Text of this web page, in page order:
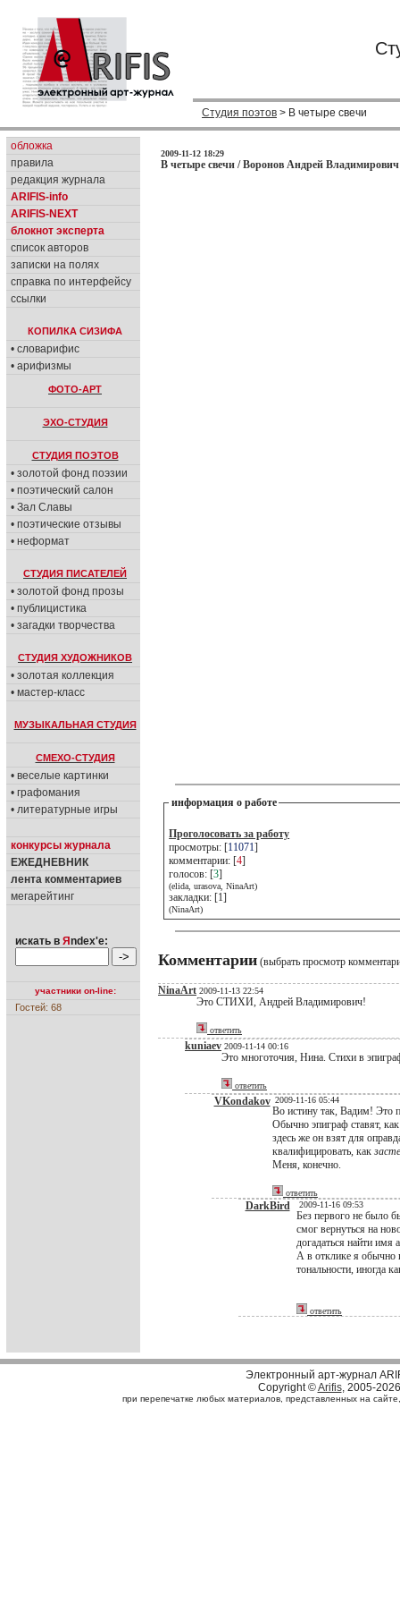
Студия поэтов > В четыре свечи
обложка
правила
редакция журнала
ARIFIS-info
ARIFIS-NEXT
блокнот эксперта
список авторов
записки на полях
справка по интерфейсу
ссылки
КОПИЛКА СИЗИФА
• словарифис
• арифизмы
ФОТО-АРТ
ЭХО-СТУДИЯ
СТУДИЯ ПОЭТОВ
• золотой фонд поэзии
• поэтический салон
• Зал Славы
• поэтические отзывы
• неформат
СТУДИЯ ПИСАТЕЛЕЙ
• золотой фонд прозы
• публицистика
• загадки творчества
СТУДИЯ ХУДОЖНИКОВ
• золотая коллекция
• мастер-класс
МУЗЫКАЛЬНАЯ СТУДИЯ
СМЕХО-СТУДИЯ
• веселые картинки
• графомания
• литературные игры
конкурсы журнала
ЕЖЕДНЕВНИК
лента комментариев
мегарейтинг
искать в Я ndex'е:
участники on-line:
Гостей: 68
2009-11-12 18:29
В четыре свечи / Воронов Андрей
информация о работе
Проголосовать за работу
просмотры: [11071]
комментарии: [4]
голосов: [3]
(elida, urasova, NinaArt)
закладки: [1]
(NinaArt)
Комментарии (выбрать просмотр
NinaArt 2009-11-13 22:54
Это СТИХИ, Андрей Владимирович!
ответить
kuniaev 2009-11-14 00:16
Это многоточия, Нина. Стихи в
ответить
VKondakov 2009-11-16 05:44
Во истину так, Вадим! Это
Обычно эпиграф ставят,
здесь же он взят для
квалифицировать, как
Меня, конечно.
ответить
DarkBird 2009-11-16 09:53
Без первого не было
смог вернуться на
догадаться найти имя
А в отклике я обычно
тональности, иногда
ответить
Электронный арт-журнал
Copyright ©Arifis, 2005-2026
при перепечатке любых материалов, представленных на